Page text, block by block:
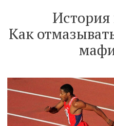
История
Как